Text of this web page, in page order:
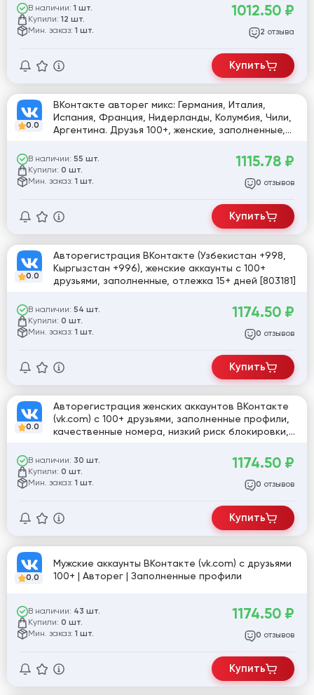
В наличии: 1 шт.
Купили: 12 шт.
Мин. заказ: 1 шт.
1012.50 ₽
2 отзыва
Купить
0.0
ВКонтакте авторег микс: Германия, Италия,
Испания, Франция, Нидерланды, Колумбия, Чили,
Аргентина. Друзья 100+, женские, заполненные,
В наличии: 55 шт.
Купили: 0 шт.
Мин. заказ: 1 шт.
1115.78 ₽
0 отзывов
Купить
0.0
Авторегистрация ВКонтакте (Узбекистан +998,
Кыргызстан +996), женские аккаунты с 100+
друзьями, заполненные, отлежка 15+ дней [803181]
В наличии: 54 шт.
Купили: 0 шт.
Мин. заказ: 1 шт.
1174.50 ₽
0 отзывов
Купить
0.0
Авторегистрация женских аккаунтов ВКонтакте
(vk.com) с 100+ друзьями, заполненные профили,
качественные номера, низкий риск блокировки,
В наличии: 30 шт.
Купили: 0 шт.
Мин. заказ: 1 шт.
1174.50 ₽
0 отзывов
Купить
0.0
Мужские аккаунты ВКонтакте (vk.com) с друзьями
100+ | Авторег | Заполненные профили
В наличии: 43 шт.
Купили: 0 шт.
Мин. заказ: 1 шт.
1174.50 ₽
0 отзывов
Купить